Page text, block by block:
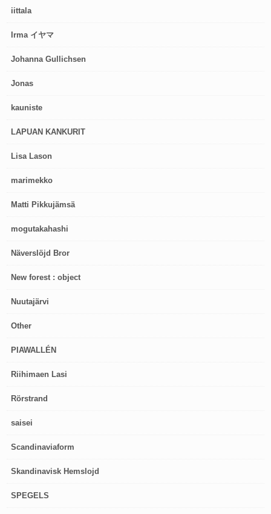
iittala
Irma イヤマ
Johanna Gullichsen
Jonas
kauniste
LAPUAN KANKURIT
Lisa Lason
marimekko
Matti Pikkujämsä
mogutakahashi
Näverslöjd Bror
New forest : object
Nuutajärvi
Other
PIAWALLÉN
Riihimaen Lasi
Rörstrand
saisei
Scandinaviaform
Skandinavisk Hemslojd
SPEGELS